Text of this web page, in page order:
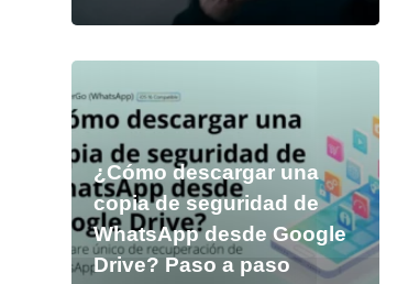
¿Cómo descargar una
copia de seguridad de
WhatsApp desde Google
Drive? Paso a paso